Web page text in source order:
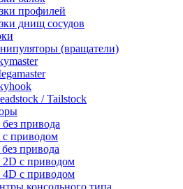
профилей
днищ сосудов
(вращатели)
/ Tailstock
привода
приводом
привода
с приводом
с приводом
консольного типа